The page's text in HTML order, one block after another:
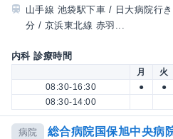
山手線 池袋駅下車 / 日大病院行
分 / 京浜東北線 赤羽...
内科 診療時間
月 火
08:30-16:30
● ●
08:30-14:00
病院 総合病院国保旭中央病